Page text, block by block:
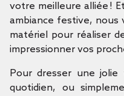
votre meilleure alliée !
ambiance festive, nous
matériel pour réaliser
impressionner vos
Pour dresser une
quotidien, ou